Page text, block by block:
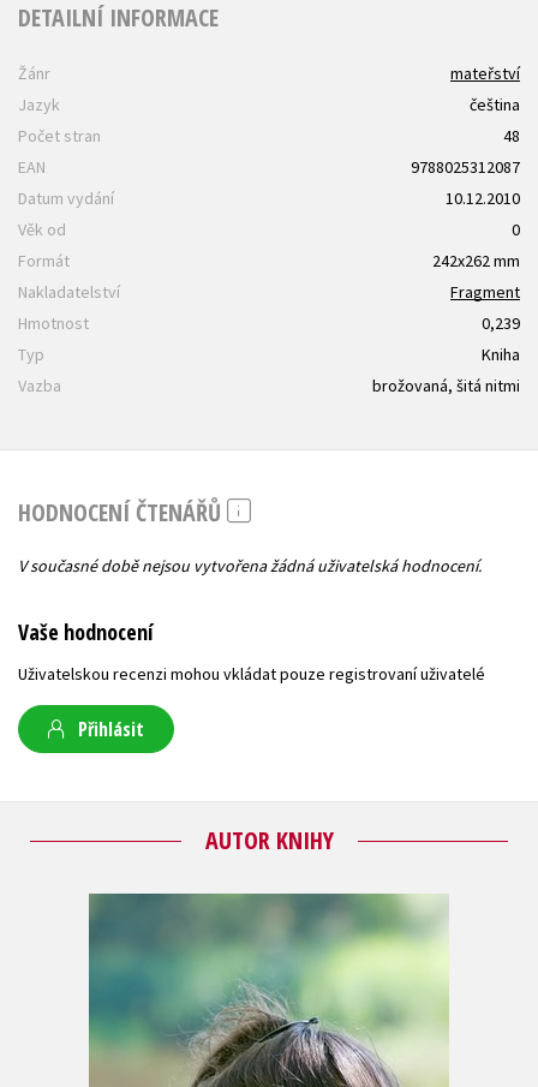
DETAILNÍ INFORMACE
Žánr
mateřství
Jazyk
čeština
Počet stran
48
EAN
9788025312087
Datum vydání
10.12.2010
Věk od
0
Formát
242x262 mm
Nakladatelství
Fragment
Hmotnost
0,239
Typ
Kniha
Vazba
brožovaná, šitá nitmi
HODNOCENÍ ČTENÁŘŮ
V současné době nejsou vytvořena žádná uživatelská hodnocení.
Vaše hodnocení
Uživatelskou recenzi mohou vkládat pouze registrovaní uživatelé
Přihlásit
AUTOR KNIHY